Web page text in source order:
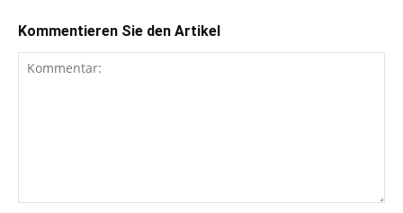
Kommentieren Sie den Artikel